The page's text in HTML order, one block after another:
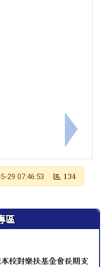
下一筆：
29 07:46:53 134
區
校對樂扶基金會長期支